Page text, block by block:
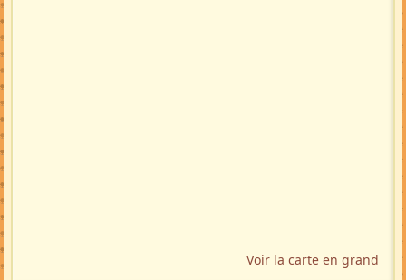
Voir la carte en grand